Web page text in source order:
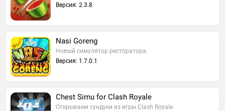
Версия: 2.3.8
Nasi Goreng
Новый симулятор ресторатора.
Версия: 1.7.0.1
Chest Simu for Clash Royale
Открываем сундуки из игры Clash Royale.